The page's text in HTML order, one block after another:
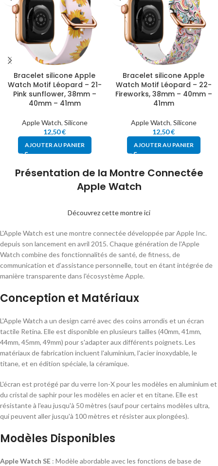
Bracelet silicone Apple
Watch Motif Léopard – 21-
Pink sunflower, 38mm –
40mm – 41mm
Apple Watch, Silicone
12,50€
AJOUTER AU PANIER
Bracelet silicone Apple
Watch Motif Léopard – 22-
Fireworks, 38mm – 40mm –
41mm
Apple Watch, Silicone
12,50€
AJOUTER AU PANIER
Présentation de la Montre Connectée
Apple Watch
Découvrez cette montre ici
L'Apple Watch est une montre connectée développée par Apple Inc.
depuis son lancement en avril 2015. Chaque génération de l'Apple
Watch combine des fonctionnalités de santé, de fitness, de
communication et d’assistance personnelle, tout en étant intégrée de
manière transparente dans l'écosystème Apple.
Conception et Matériaux
L'Apple Watch a un design carré avec des coins arrondis et un écran
tactile Retina. Elle est disponible en plusieurs tailles (40mm, 41mm,
44mm, 45mm, 49mm) pour s'adapter aux différents poignets. Les
matériaux de fabrication incluent l'aluminium, l'acier inoxydable, le
titane, et en édition spéciale, la céramique.
L'écran est protégé par du verre Ion-X pour les modèles en aluminium et
du cristal de saphir pour les modèles en acier et en titane. Elle est
résistante à l'eau jusqu'à 50 mètres (sauf pour certains modèles ultra,
qui peuvent aller jusqu'à 100 mètres et résister aux plongées).
Modèles Disponibles
Apple Watch SE : Modèle abordable avec les fonctions de base de